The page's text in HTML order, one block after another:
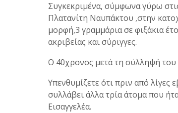
Συγκεκριμένα, σύμφωνα γύρω
Πλατανίτη Ναυπάκτου ,στην
μορφή,3 γραμμάρια σε φιξάκια
ακριβείας και σύριγγες.
Ο 40χρονος μετά τη σύλληψή του
Υπενθυμίζετε ότι πριν από
συλλάβει άλλα τρία άτομα που
Εισαγγελέα.